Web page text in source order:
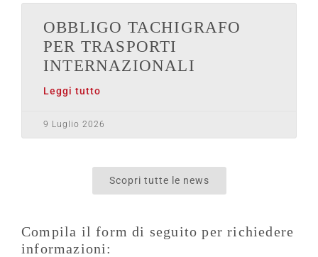
OBBLIGO TACHIGRAFO
PER TRASPORTI
INTERNAZIONALI
Leggi tutto
9 Luglio 2026
Scopri tutte le news
Compila il form di seguito per richiedere
informazioni: